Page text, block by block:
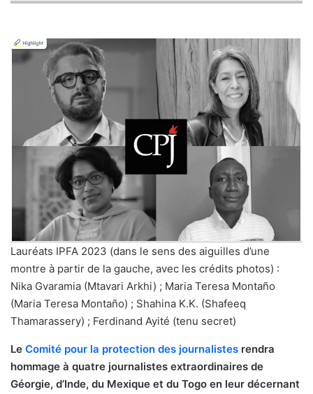
Lauréats IPFA 2023 (dans le sens des aiguilles d’une
montre à partir de la gauche, avec les crédits photos) :
Nika Gvaramia (Mtavari Arkhi) ; Maria Teresa Montaño
(Maria Teresa Montaño) ; Shahina K.K. (Shafeeq
Thamarassery) ; Ferdinand Ayité (tenu secret)
Le Comité pour la protection des journalistes rendra
hommage à quatre journalistes extraordinaires de
Géorgie, d’Inde, du Mexique et du Togo en leur décernant